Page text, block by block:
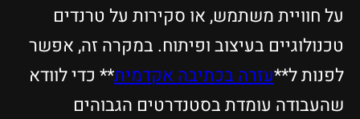
על חוויית משתמש, או סקירות על טרנדים
טכנולוגיים בעיצוב ופיתוח. במקרה זה, אפשר
לפנות ל**עזרה בכתיבה אקדמית** כדי לוודא
שהעבודה עומדת בסטנדרטים הגבוהים